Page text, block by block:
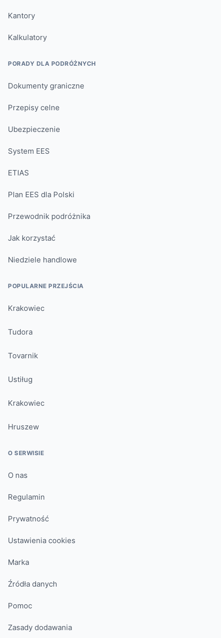
Kantory
Kalkulatory
PORADY DLA PODRÓŻNYCH
Dokumenty graniczne
Przepisy celne
Ubezpieczenie
System EES
ETIAS
Plan EES dla Polski
Przewodnik podróżnika
Jak korzystać
Niedziele handlowe
POPULARNE PRZEJŚCIA
Krakowiec
Tudora
Tovarnik
Ustiług
Krakowiec
Hruszew
O SERWISIE
O nas
Regulamin
Prywatność
Ustawienia cookies
Marka
Źródła danych
Pomoc
Zasady dodawania